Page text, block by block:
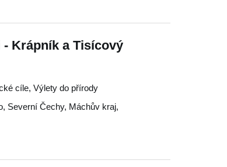
Krápník a Tisícový
cíle, Výlety do přírody
, Severní Čechy, Máchův kraj,